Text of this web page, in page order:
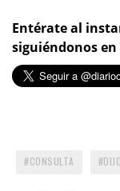
Entérate al
siguiéndonos
CONSULTA DIJO